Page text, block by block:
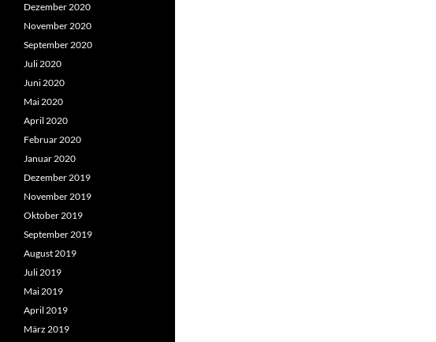
Dezember 2020
November 2020
September 2020
Juli 2020
Juni 2020
Mai 2020
April 2020
Februar 2020
Januar 2020
Dezember 2019
November 2019
Oktober 2019
September 2019
August 2019
Juli 2019
Mai 2019
April 2019
März 2019